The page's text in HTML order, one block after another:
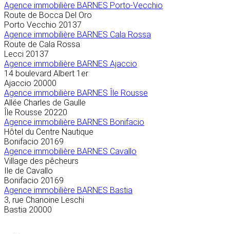
Agence immobilière BARNES Porto-Vecchio
Route de Bocca Del Oro
Porto Vecchio 20137
Agence immobilière BARNES Cala Rossa
Route de Cala Rossa
Lecci 20137
Agence immobilière BARNES Ajaccio
14 boulevard Albert 1er
Ajaccio 20000
Agence immobilière BARNES Île Rousse
Allée Charles de Gaulle
Île Rousse 20220
Agence immobilière BARNES Bonifacio
Hôtel du Centre Nautique
Bonifacio 20169
Agence immobilière BARNES Cavallo
Village des pêcheurs
Ile de Cavallo
Bonifacio 20169
Agence immobilière BARNES Bastia
3, rue Chanoine Leschi
Bastia 20000